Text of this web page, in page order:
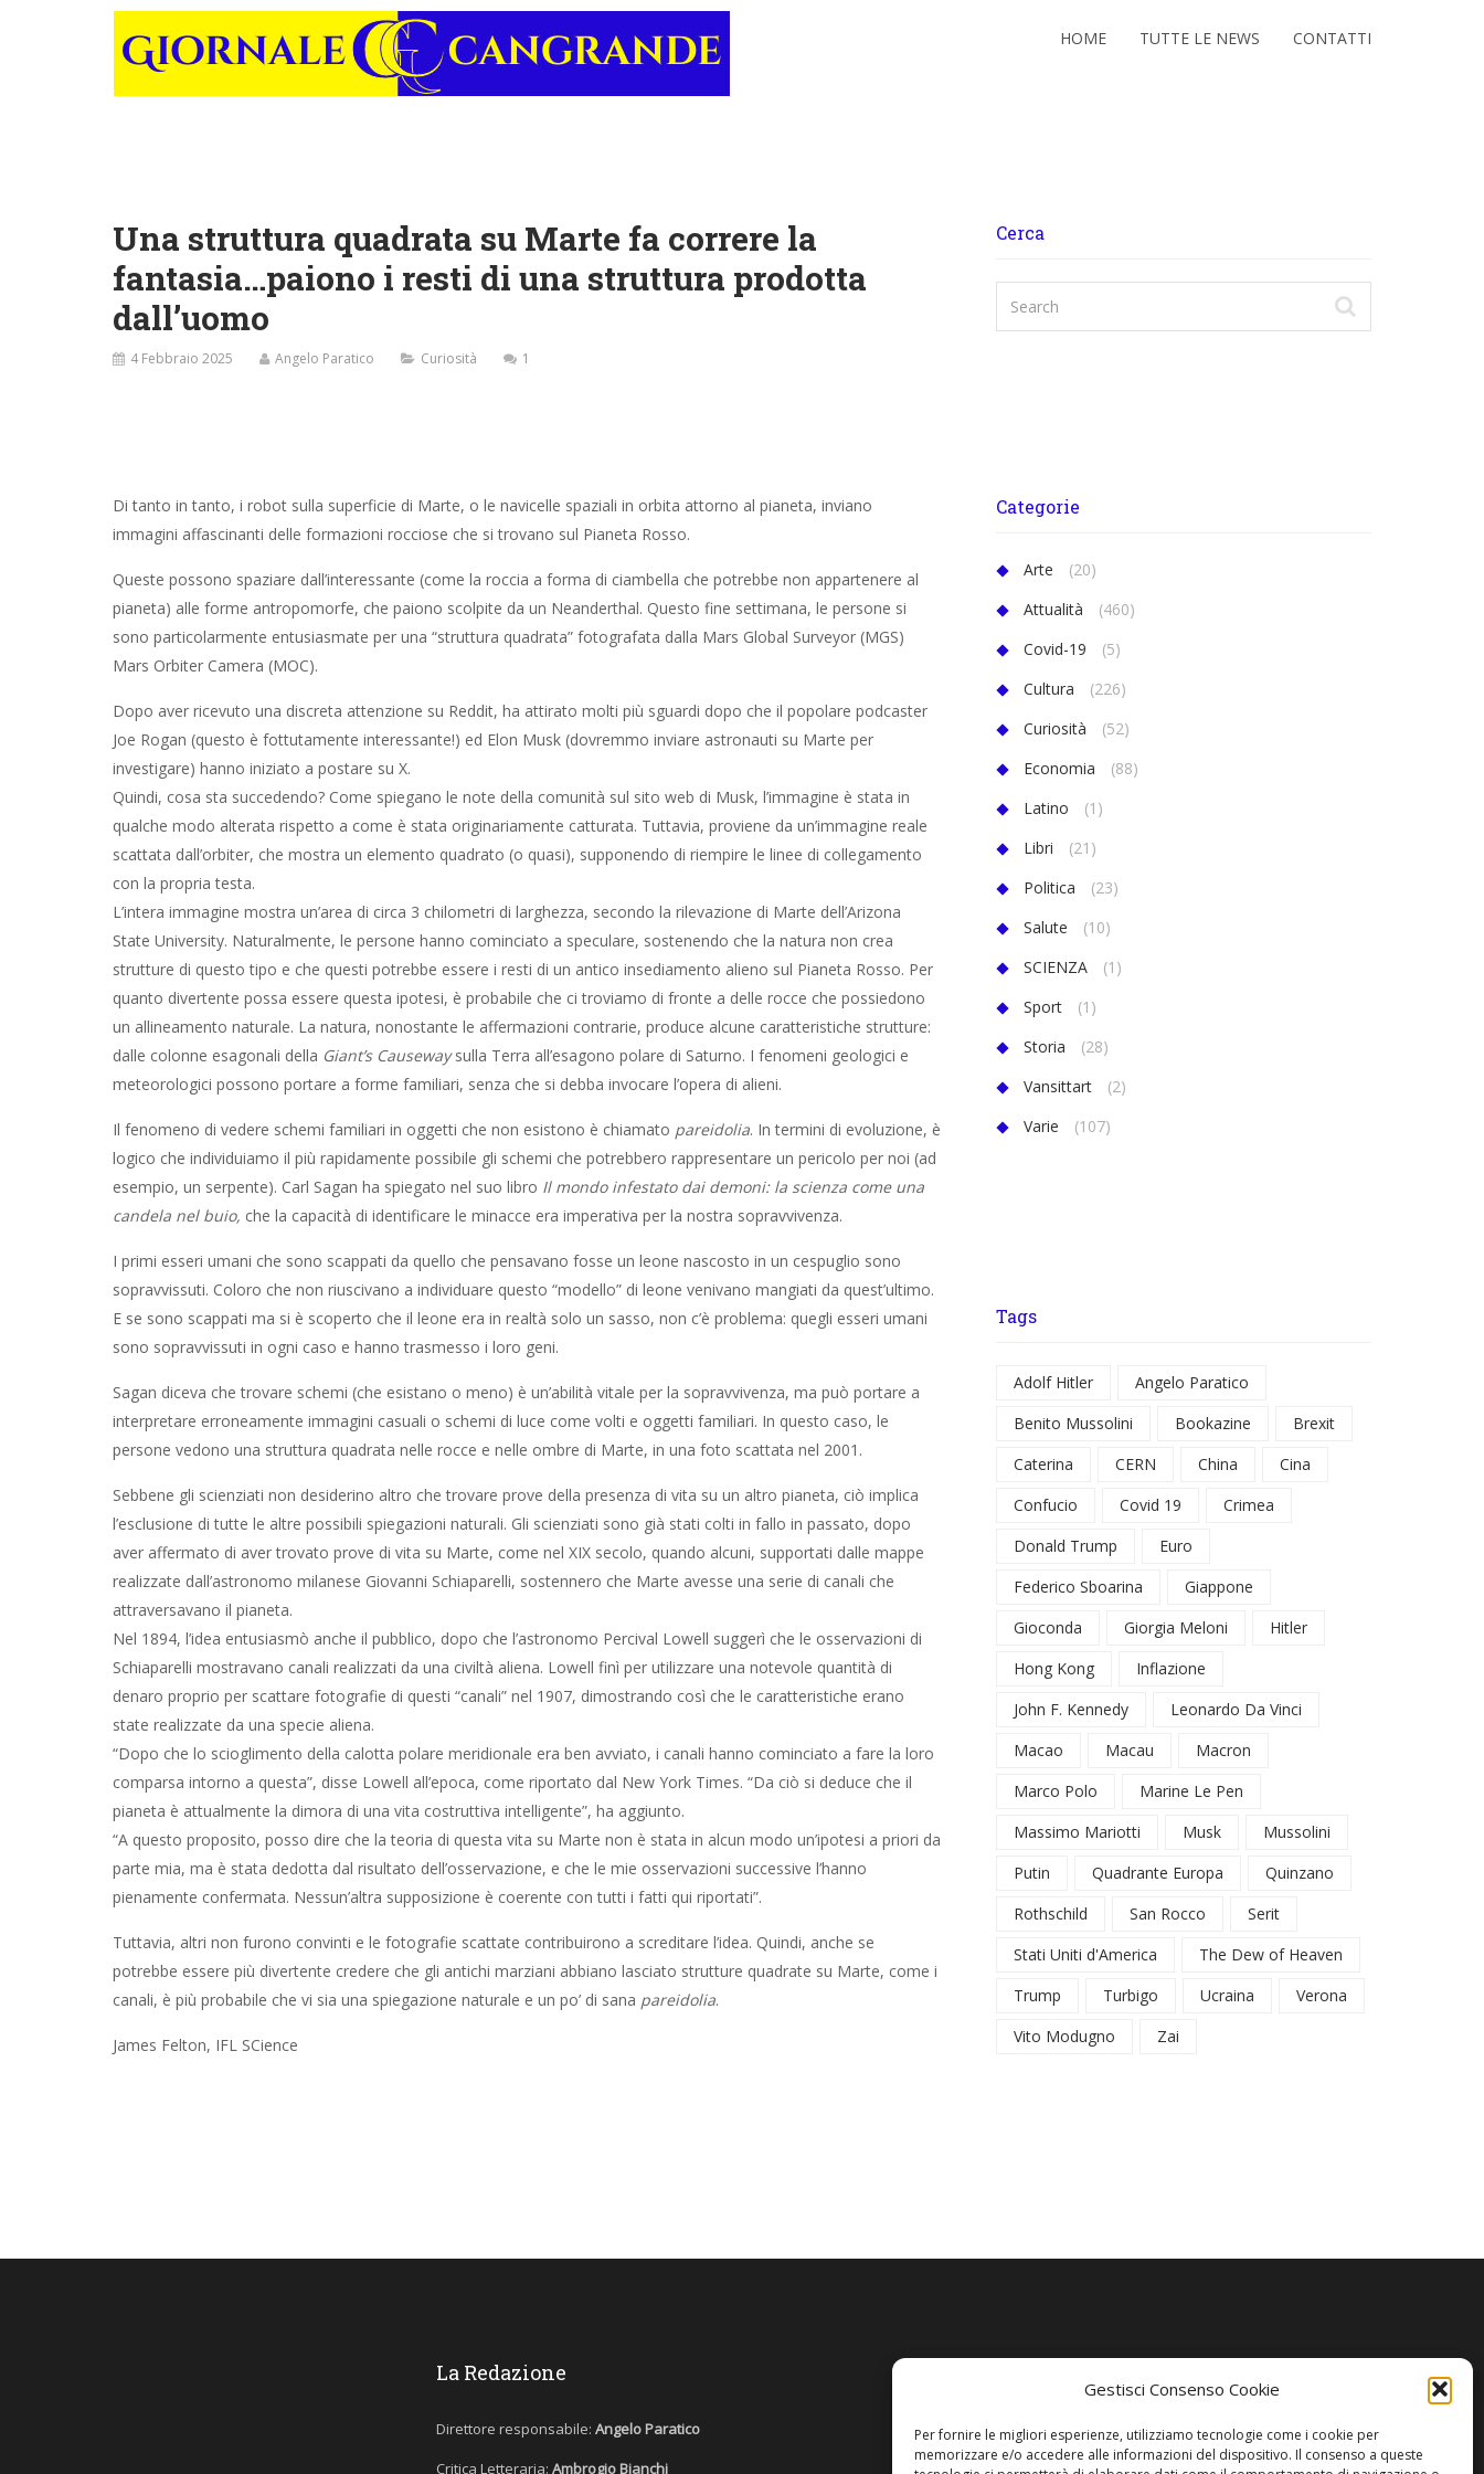
Gestisci Consenso Cookie
Per fornire le migliori esperienze, utilizziamo tecnologie come i cookie per
memorizzare e/o accedere alle informazioni del dispositivo. Il consenso a queste
HOME TUTTE LE NEWS CONTATTI
Una struttura quadrata su Marte fa correre la
fantasia…paiono i resti di una struttura prodotta
dall’uomo
4 Febbraio 2025 Angelo Paratico Curiosità 1
Di tanto in tanto, i robot sulla superficie di Marte, o le navicelle spaziali in orbita attorno al pianeta, inviano
immagini affascinanti delle formazioni rocciose che si trovano sul Pianeta Rosso.
Queste possono spaziare dall’interessante (come la roccia a forma di ciambella che potrebbe non appartenere al
pianeta) alle forme antropomorfe, che paiono scolpite da un Neanderthal. Questo fine settimana, le persone si
sono particolarmente entusiasmate per una “struttura quadrata” fotografata dalla Mars Global Surveyor (MGS)
Mars Orbiter Camera (MOC).
Dopo aver ricevuto una discreta attenzione su Reddit, ha attirato molti più sguardi dopo che il popolare podcaster
Joe Rogan (questo è fottutamente interessante!) ed Elon Musk (dovremmo inviare astronauti su Marte per
investigare) hanno iniziato a postare su X.
Quindi, cosa sta succedendo? Come spiegano le note della comunità sul sito web di Musk, l’immagine è stata in
qualche modo alterata rispetto a come è stata originariamente catturata. Tuttavia, proviene da un’immagine reale
scattata dall’orbiter, che mostra un elemento quadrato (o quasi), supponendo di riempire le linee di collegamento
con la propria testa.
L’intera immagine mostra un’area di circa 3 chilometri di larghezza, secondo la rilevazione di Marte dell’Arizona
State University. Naturalmente, le persone hanno cominciato a speculare, sostenendo che la natura non crea
strutture di questo tipo e che questi potrebbe essere i resti di un antico insediamento alieno sul Pianeta Rosso. Per
quanto divertente possa essere questa ipotesi, è probabile che ci troviamo di fronte a delle rocce che possiedono
un allineamento naturale. La natura, nonostante le affermazioni contrarie, produce alcune caratteristiche strutture:
dalle colonne esagonali della Giant’s Causewaysulla Terra all’esagono polare di Saturno. I fenomeni geologici e
meteorologici possono portare a forme familiari, senza che si debba invocare l’opera di alieni.
Il fenomeno di vedere schemi familiari in oggetti che non esistono è chiamato pareidolia. In termini di evoluzione, è
logico che individuiamo il più rapidamente possibile gli schemi che potrebbero rappresentare un pericolo per noi (ad
esempio, un serpente). Carl Sagan ha spiegato nel suo libro Il mondo infestato dai demoni: la scienza come una
candela nel buio, che la capacità di identificare le minacce era imperativa per la nostra sopravvivenza.
I primi esseri umani che sono scappati da quello che pensavano fosse un leone nascosto in un cespuglio sono
sopravvissuti. Coloro che non riuscivano a individuare questo “modello” di leone venivano mangiati da quest’ultimo.
E se sono scappati ma si è scoperto che il leone era in realtà solo un sasso, non c’è problema: quegli esseri umani
sono sopravvissuti in ogni caso e hanno trasmesso i loro geni.
Sagan diceva che trovare schemi (che esistano o meno) è un’abilità vitale per la sopravvivenza, ma può portare a
interpretare erroneamente immagini casuali o schemi di luce come volti e oggetti familiari. In questo caso, le
persone vedono una struttura quadrata nelle rocce e nelle ombre di Marte, in una foto scattata nel 2001.
Sebbene gli scienziati non desiderino altro che trovare prove della presenza di vita su un altro pianeta, ciò implica
l’esclusione di tutte le altre possibili spiegazioni naturali. Gli scienziati sono già stati colti in fallo in passato, dopo
aver affermato di aver trovato prove di vita su Marte, come nel XIX secolo, quando alcuni, supportati dalle mappe
realizzate dall’astronomo milanese Giovanni Schiaparelli, sostennero che Marte avesse una serie di canali che
attraversavano il pianeta.
Nel 1894, l’idea entusiasmò anche il pubblico, dopo che l’astronomo Percival Lowell suggerì che le osservazioni di
Schiaparelli mostravano canali realizzati da una civiltà aliena. Lowell finì per utilizzare una notevole quantità di
denaro proprio per scattare fotografie di questi “canali” nel 1907, dimostrando così che le caratteristiche erano
state realizzate da una specie aliena.
“Dopo che lo scioglimento della calotta polare meridionale era ben avviato, i canali hanno cominciato a fare la loro
comparsa intorno a questa”, disse Lowell all’epoca, come riportato dal New York Times. “Da ciò si deduce che il
pianeta è attualmente la dimora di una vita costruttiva intelligente”, ha aggiunto.
“A questo proposito, posso dire che la teoria di questa vita su Marte non è stata in alcun modo un’ipotesi a priori da
parte mia, ma è stata dedotta dal risultato dell’osservazione, e che le mie osservazioni successive l’hanno
pienamente confermata. Nessun’altra supposizione è coerente con tutti i fatti qui riportati”.
Tuttavia, altri non furono convinti e le fotografie scattate contribuirono a screditare l’idea. Quindi, anche se
potrebbe essere più divertente credere che gli antichi marziani abbiano lasciato strutture quadrate su Marte, come i
canali, è più probabile che vi sia una spiegazione naturale e un po’ di sana pareidolia.
James Felton, IFL SCience
Cerca
Categorie
Arte
(20)
Attualità
(460)
Covid-19
(5)
Cultura
(226)
Curiosità
(52)
Economia
(88)
Latino
(1)
Libri
(21)
Politica
(23)
Salute
(10)
SCIENZA
(1)
Sport
(1)
Storia
(28)
Vansittart
(2)
Varie
(107)
Tags
Adolf Hitler
Angelo Paratico
Benito Mussolini
Bookazine
Brexit
Caterina
CERN China
Cina
Confucio
Covid 19
Crimea
Donald Trump
Euro
Federico Sboarina
Giappone
Gioconda
Giorgia Meloni
Hitler
Hong Kong
Inflazione
John F. Kennedy
Leonardo Da Vinci
Macao
Macau
Macron
Marco Polo
Marine Le Pen
Massimo Mariotti
Musk
Mussolini
Putin
Quadrante Europa
Quinzano
Rothschild
San Rocco
Serit
Stati Uniti d'America
The Dew of Heaven
Trump
Turbigo Ucraina
Verona
Vito Modugno
Zai
La Redazione
Direttore responsabile: Angelo Paratico
Critica Letteraria: Ambrogio Bianchi